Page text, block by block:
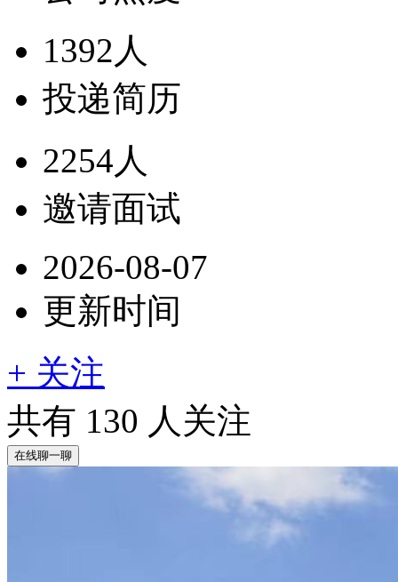
1392人
投递简历
2254人
邀请面试
2026-08-07
更新时间
+ 关注
共有 130 人关注
在线聊一聊